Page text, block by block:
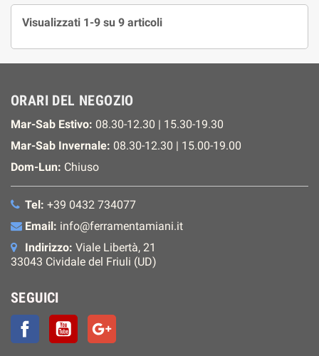
Visualizzati 1-9 su 9 articoli
ORARI DEL NEGOZIO
Mar-Sab Estivo: 08.30-12.30 | 15.30-19.30
Mar-Sab Invernale: 08.30-12.30 | 15.00-19.00
Dom-Lun: Chiuso
Tel: +39 0432 734077
Email: info@ferramentamiani.it
Indirizzo: Viale Libertà, 21
33043 Cividale del Friuli (UD)
SEGUICI
FacebookYouTube